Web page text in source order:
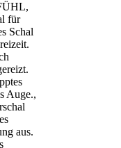
für
Schal
Auge.,
aus.